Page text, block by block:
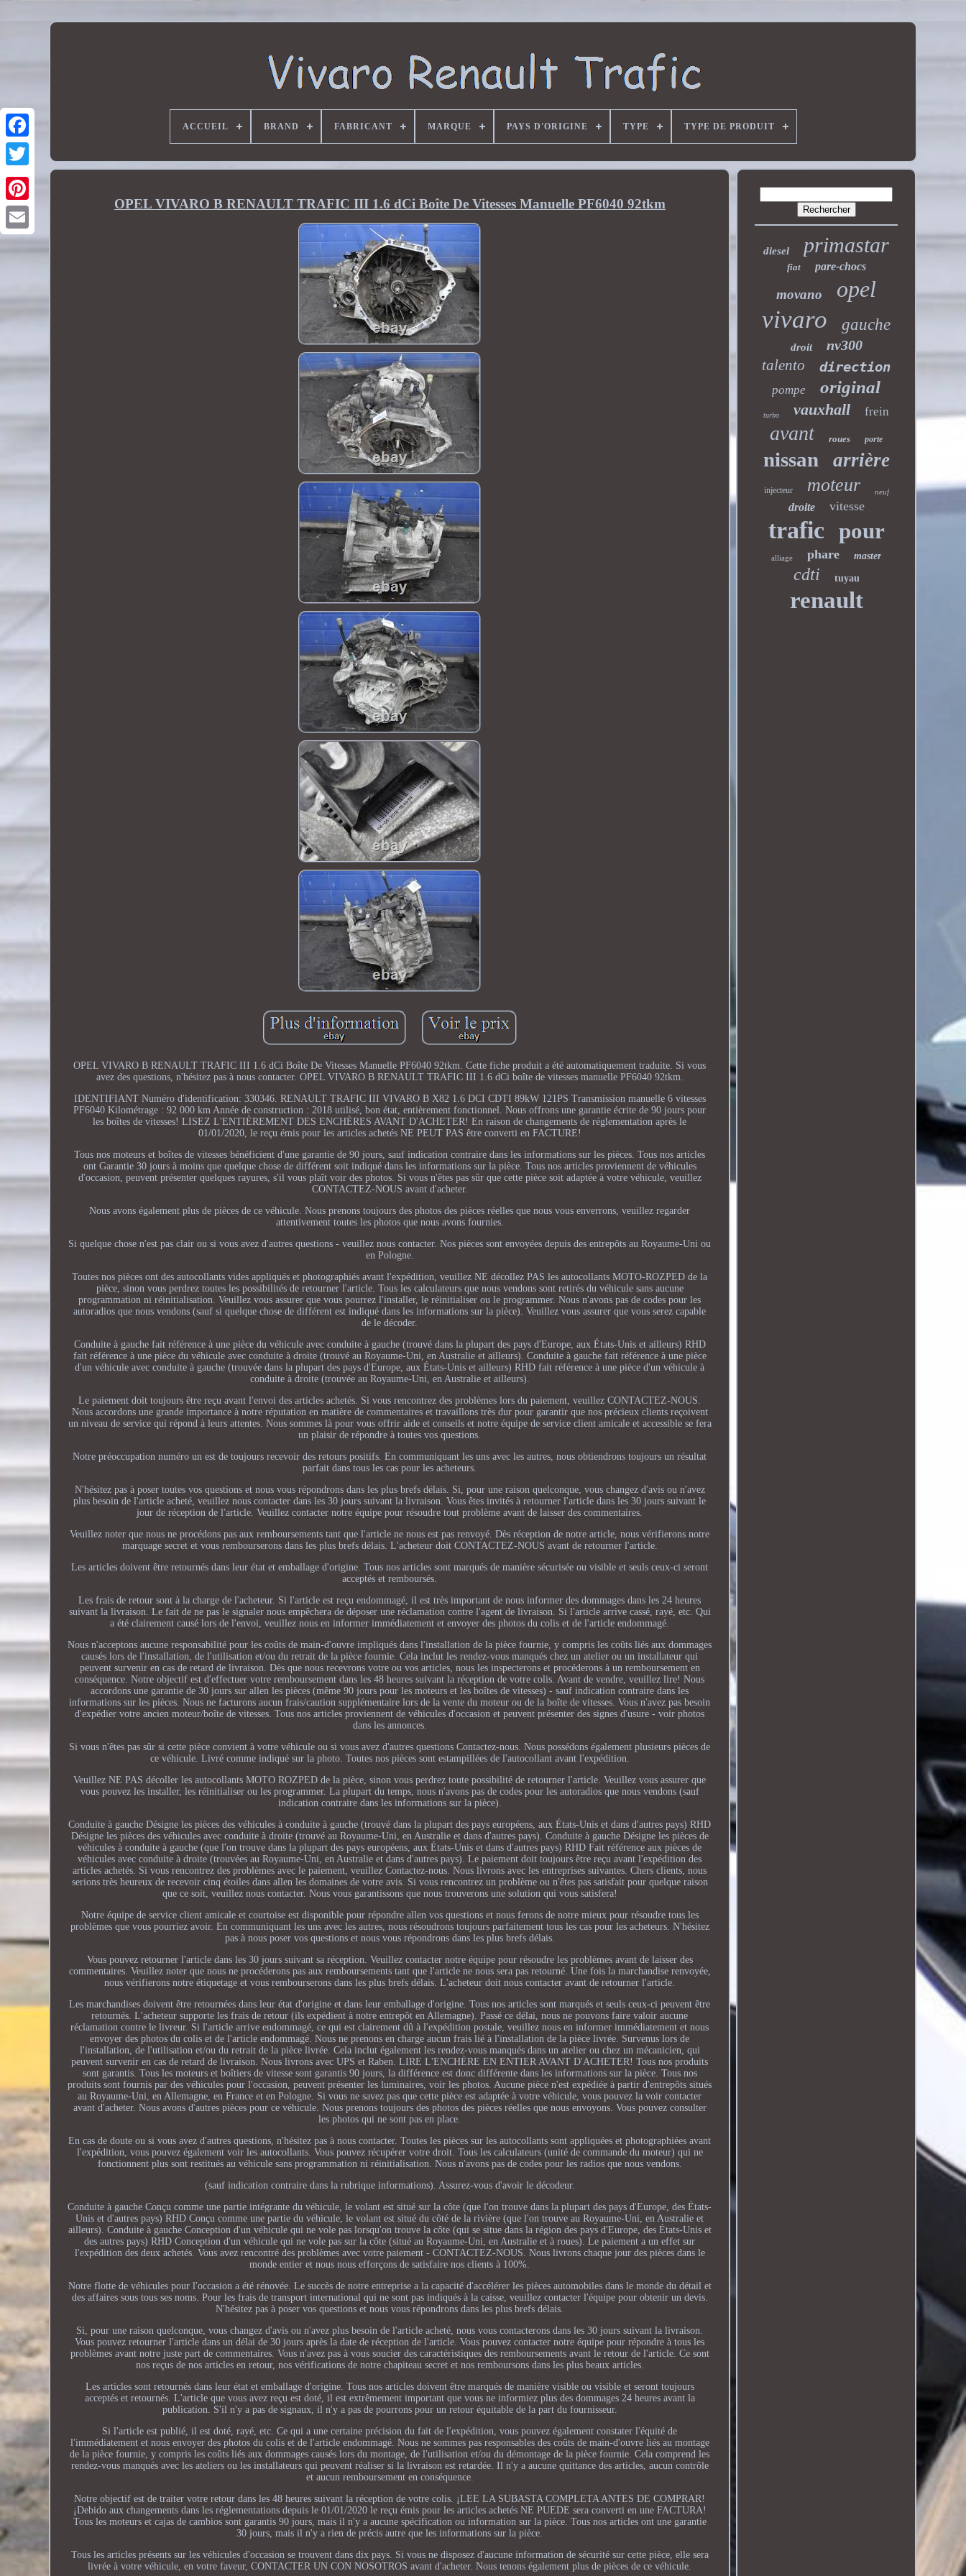
ACCUEIL BRAND FABRICANT MARQUE PAYS D'ORIGINE TYPE TYPE DE PRODUIT
OPEL VIVARO B RENAULT TRAFIC III 1.6 dCi Boîte De Vitesses Manuelle PF6040 92tkm
OPEL VIVARO B RENAULT TRAFIC III 1.6 dCi Boîte De Vitesses Manuelle PF6040 92tkm. Cette fiche produit a été automatiquement traduite. Si vous
avez des questions, n'hésitez pas à nous contacter. OPEL VIVARO B RENAULT TRAFIC III 1.6 dCi boîte de vitesses manuelle PF6040 92tkm.
IDENTIFIANT Numéro d'identification: 330346. RENAULT TRAFIC III VIVARO B X82 1.6 DCI CDTI 89kW 121PS Transmission manuelle 6 vitesses
PF6040 Kilométrage : 92 000 km Année de construction : 2018 utilisé, bon état, entièrement fonctionnel. Nous offrons une garantie écrite de 90 jours pour
les boîtes de vitesses! LISEZ L'ENTIÈREMENT DES ENCHÈRES AVANT D'ACHETER! En raison de changements de réglementation après le
01/01/2020, le reçu émis pour les articles achetés NE PEUT PAS être converti en FACTURE!
Tous nos moteurs et boîtes de vitesses bénéficient d'une garantie de 90 jours, sauf indication contraire dans les informations sur les pièces. Tous nos articles
ont Garantie 30 jours à moins que quelque chose de différent soit indiqué dans les informations sur la pièce. Tous nos articles proviennent de véhicules
d'occasion, peuvent présenter quelques rayures, s'il vous plaît voir des photos. Si vous n'êtes pas sûr que cette pièce soit adaptée à votre véhicule, veuillez
CONTACTEZ-NOUS avant d'acheter.
Nous avons également plus de pièces de ce véhicule. Nous prenons toujours des photos des pièces réelles que nous vous enverrons, veuillez regarder
attentivement toutes les photos que nous avons fournies.
Si quelque chose n'est pas clair ou si vous avez d'autres questions - veuillez nous contacter. Nos pièces sont envoyées depuis des entrepôts au Royaume-Uni ou
en Pologne.
Toutes nos pièces ont des autocollants vides appliqués et photographiés avant l'expédition, veuillez NE décollez PAS les autocollants MOTO-ROZPED de la
pièce, sinon vous perdrez toutes les possibilités de retourner l'article. Tous les calculateurs que nous vendons sont retirés du véhicule sans aucune
programmation ni réinitialisation. Veuillez vous assurer que vous pourrez l'installer, le réinitialiser ou le programmer. Nous n'avons pas de codes pour les
autoradios que nous vendons (sauf si quelque chose de différent est indiqué dans les informations sur la pièce). Veuillez vous assurer que vous serez capable
de le décoder.
Conduite à gauche fait référence à une pièce du véhicule avec conduite à gauche (trouvé dans la plupart des pays d'Europe, aux États-Unis et ailleurs) RHD
fait référence à une pièce du véhicule avec conduite à droite (trouvé au Royaume-Uni, en Australie et ailleurs). Conduite à gauche fait référence à une pièce
d'un véhicule avec conduite à gauche (trouvée dans la plupart des pays d'Europe, aux États-Unis et ailleurs) RHD fait référence à une pièce d'un véhicule à
conduite à droite (trouvée au Royaume-Uni, en Australie et ailleurs).
Le paiement doit toujours être reçu avant l'envoi des articles achetés. Si vous rencontrez des problèmes lors du paiement, veuillez CONTACTEZ-NOUS.
Nous accordons une grande importance à notre réputation en matière de commentaires et travaillons très dur pour garantir que nos précieux clients reçoivent
un niveau de service qui répond à leurs attentes. Nous sommes là pour vous offrir aide et conseils et notre équipe de service client amicale et accessible se fera
un plaisir de répondre à toutes vos questions.
Notre préoccupation numéro un est de toujours recevoir des retours positifs. En communiquant les uns avec les autres, nous obtiendrons toujours un résultat
parfait dans tous les cas pour les acheteurs.
N'hésitez pas à poser toutes vos questions et nous vous répondrons dans les plus brefs délais. Si, pour une raison quelconque, vous changez d'avis ou n'avez
plus besoin de l'article acheté, veuillez nous contacter dans les 30 jours suivant la livraison. Vous êtes invités à retourner l'article dans les 30 jours suivant le
jour de réception de l'article. Veuillez contacter notre équipe pour résoudre tout problème avant de laisser des commentaires.
Veuillez noter que nous ne procédons pas aux remboursements tant que l'article ne nous est pas renvoyé. Dès réception de notre article, nous vérifierons notre
marquage secret et vous rembourserons dans les plus brefs délais. L'acheteur doit CONTACTEZ-NOUS avant de retourner l'article.
Les articles doivent être retournés dans leur état et emballage d'origine. Tous nos articles sont marqués de manière sécurisée ou visible et seuls ceux-ci seront
acceptés et remboursés.
Les frais de retour sont à la charge de l'acheteur. Si l'article est reçu endommagé, il est très important de nous informer des dommages dans les 24 heures
suivant la livraison. Le fait de ne pas le signaler nous empêchera de déposer une réclamation contre l'agent de livraison. Si l'article arrive cassé, rayé, etc. Qui
a été clairement causé lors de l'envoi, veuillez nous en informer immédiatement et envoyer des photos du colis et de l'article endommagé.
Nous n'acceptons aucune responsabilité pour les coûts de main-d'ouvre impliqués dans l'installation de la pièce fournie, y compris les coûts liés aux dommages
causés lors de l'installation, de l'utilisation et/ou du retrait de la pièce fournie. Cela inclut les rendez-vous manqués chez un atelier ou un installateur qui
peuvent survenir en cas de retard de livraison. Dès que nous recevrons votre ou vos articles, nous les inspecterons et procéderons à un remboursement en
conséquence. Notre objectif est d'effectuer votre remboursement dans les 48 heures suivant la réception de votre colis. Avant de vendre, veuillez lire! Nous
accordons une garantie de 30 jours sur allen les pièces (même 90 jours pour les moteurs et les boîtes de vitesses) - sauf indication contraire dans les
informations sur les pièces. Nous ne facturons aucun frais/caution supplémentaire lors de la vente du moteur ou de la boîte de vitesses. Vous n'avez pas besoin
d'expédier votre ancien moteur/boîte de vitesses. Tous nos articles proviennent de véhicules d'occasion et peuvent présenter des signes d'usure - voir photos
dans les annonces.
Si vous n'êtes pas sûr si cette pièce convient à votre véhicule ou si vous avez d'autres questions Contactez-nous. Nous possédons également plusieurs pièces de
ce véhicule. Livré comme indiqué sur la photo. Toutes nos pièces sont estampillées de l'autocollant avant l'expédition.
Veuillez NE PAS décoller les autocollants MOTO ROZPED de la pièce, sinon vous perdrez toute possibilité de retourner l'article. Veuillez vous assurer que
vous pouvez les installer, les réinitialiser ou les programmer. La plupart du temps, nous n'avons pas de codes pour les autoradios que nous vendons (sauf
indication contraire dans les informations sur la pièce).
Conduite à gauche Désigne les pièces des véhicules à conduite à gauche (trouvé dans la plupart des pays européens, aux États-Unis et dans d'autres pays) RHD
Désigne les pièces des véhicules avec conduite à droite (trouvé au Royaume-Uni, en Australie et dans d'autres pays). Conduite à gauche Désigne les pièces de
véhicules à conduite à gauche (que l'on trouve dans la plupart des pays européens, aux États-Unis et dans d'autres pays) RHD Fait référence aux pièces de
véhicules avec conduite à droite (trouvées au Royaume-Uni, en Australie et dans d'autres pays). Le paiement doit toujours être reçu avant l'expédition des
articles achetés. Si vous rencontrez des problèmes avec le paiement, veuillez Contactez-nous. Nous livrons avec les entreprises suivantes. Chers clients, nous
serions très heureux de recevoir cinq étoiles dans allen les domaines de votre avis. Si vous rencontrez un problème ou n'êtes pas satisfait pour quelque raison
que ce soit, veuillez nous contacter. Nous vous garantissons que nous trouverons une solution qui vous satisfera!
Notre équipe de service client amicale et courtoise est disponible pour répondre allen vos questions et nous ferons de notre mieux pour résoudre tous les
problèmes que vous pourriez avoir. En communiquant les uns avec les autres, nous résoudrons toujours parfaitement tous les cas pour les acheteurs. N'hésitez
pas à nous poser vos questions et nous vous répondrons dans les plus brefs délais.
Vous pouvez retourner l'article dans les 30 jours suivant sa réception. Veuillez contacter notre équipe pour résoudre les problèmes avant de laisser des
commentaires. Veuillez noter que nous ne procéderons pas aux remboursements tant que l'article ne nous sera pas retourné. Une fois la marchandise renvoyée,
nous vérifierons notre étiquetage et vous rembourserons dans les plus brefs délais. L'acheteur doit nous contacter avant de retourner l'article.
Les marchandises doivent être retournées dans leur état d'origine et dans leur emballage d'origine. Tous nos articles sont marqués et seuls ceux-ci peuvent être
retournés. L'acheteur supporte les frais de retour (ils expédient à notre entrepôt en Allemagne). Passé ce délai, nous ne pouvons faire valoir aucune
réclamation contre le livreur. Si l'article arrive endommagé, ce qui est clairement dû à l'expédition postale, veuillez nous en informer immédiatement et nous
envoyer des photos du colis et de l'article endommagé. Nous ne prenons en charge aucun frais lié à l'installation de la pièce livrée. Survenus lors de
l'installation, de l'utilisation et/ou du retrait de la pièce livrée. Cela inclut également les rendez-vous manqués dans un atelier ou chez un mécanicien, qui
peuvent survenir en cas de retard de livraison. Nous livrons avec UPS et Raben. LIRE L'ENCHÈRE EN ENTIER AVANT D'ACHETER! Tous nos produits
sont garantis. Tous les moteurs et boîtiers de vitesse sont garantis 90 jours, la différence est donc différente dans les informations sur la pièce. Tous nos
produits sont fournis par des véhicules pour l'occasion, peuvent présenter les luminaires, voir les photos. Aucune pièce n'est expédiée à partir d'entrepôts situés
au Royaume-Uni, en Allemagne, en France et en Pologne. Si vous ne savez pas que cette pièce est adaptée à votre véhicule, vous pouvez la voir contacter
avant d'acheter. Nous avons d'autres pièces pour ce véhicule. Nous prenons toujours des photos des pièces réelles que nous envoyons. Vous pouvez consulter
les photos qui ne sont pas en place.
En cas de doute ou si vous avez d'autres questions, n'hésitez pas à nous contacter. Toutes les pièces sur les autocollants sont appliquées et photographiées avant
l'expédition, vous pouvez également voir les autocollants. Vous pouvez récupérer votre droit. Tous les calculateurs (unité de commande du moteur) qui ne
fonctionnent plus sont restitués au véhicule sans programmation ni réinitialisation. Nous n'avons pas de codes pour les radios que nous vendons.
(sauf indication contraire dans la rubrique informations). Assurez-vous d'avoir le décodeur.
Conduite à gauche Conçu comme une partie intégrante du véhicule, le volant est situé sur la côte (que l'on trouve dans la plupart des pays d'Europe, des États-
Unis et d'autres pays) RHD Conçu comme une partie du véhicule, le volant est situé du côté de la rivière (que l'on trouve au Royaume-Uni, en Australie et
ailleurs). Conduite à gauche Conception d'un véhicule qui ne vole pas lorsqu'on trouve la côte (qui se situe dans la région des pays d'Europe, des États-Unis et
des autres pays) RHD Conception d'un véhicule qui ne vole pas sur la côte (situé au Royaume-Uni, en Australie et à roues). Le paiement a un effet sur
l'expédition des deux achetés. Vous avez rencontré des problèmes avec votre paiement - CONTACTEZ-NOUS. Nous livrons chaque jour des pièces dans le
monde entier et nous nous efforçons de satisfaire nos clients à 100%.
Notre flotte de véhicules pour l'occasion a été rénovée. Le succès de notre entreprise a la capacité d'accélérer les pièces automobiles dans le monde du détail et
des affaires sous tous ses noms. Pour les frais de transport international qui ne sont pas indiqués à la caisse, veuillez contacter l'équipe pour obtenir un devis.
N'hésitez pas à poser vos questions et nous vous répondrons dans les plus brefs délais.
Si, pour une raison quelconque, vous changez d'avis ou n'avez plus besoin de l'article acheté, nous vous contacterons dans les 30 jours suivant la livraison.
Vous pouvez retourner l'article dans un délai de 30 jours après la date de réception de l'article. Vous pouvez contacter notre équipe pour répondre à tous les
problèmes avant notre juste part de commentaires. Vous n'avez pas à vous soucier des caractéristiques des remboursements avant le retour de l'article. Ce sont
nos reçus de nos articles en retour, nos vérifications de notre chapiteau secret et nos remboursons dans les plus beaux articles.
Les articles sont retournés dans leur état et emballage d'origine. Tous nos articles doivent être marqués de manière visible ou visible et seront toujours
acceptés et retournés. L'article que vous avez reçu est doté, il est extrêmement important que vous ne informiez plus des dommages 24 heures avant la
publication. S'il n'y a pas de signaux, il n'y a pas de pourrons pour un retour équitable de la part du fournisseur.
Si l'article est publié, il est doté, rayé, etc. Ce qui a une certaine précision du fait de l'expédition, vous pouvez également constater l'équité de
l'immédiatement et nous envoyer des photos du colis et de l'article endommagé. Nous ne sommes pas responsables des coûts de main-d'ouvre liés au montage
de la pièce fournie, y compris les coûts liés aux dommages causés lors du montage, de l'utilisation et/ou du démontage de la pièce fournie. Cela comprend les
rendez-vous manqués avec les ateliers ou les installateurs qui peuvent réaliser si la livraison est retardée. Il n'y a aucune quittance des articles, aucun contrôle
et aucun remboursement en conséquence.
Notre objectif est de traiter votre retour dans les 48 heures suivant la réception de votre colis. ¡LEE LA SUBASTA COMPLETA ANTES DE COMPRAR!
¡Debido aux changements dans les réglementations depuis le 01/01/2020 le reçu émis pour les articles achetés NE PUEDE sera converti en une FACTURA!
Tous les moteurs et cajas de cambios sont garantis 90 jours, mais il n'y a aucune spécification ou information sur la pièce. Tous nos articles ont une garantie
30 jours, mais il n'y a rien de précis autre que les informations sur la pièce.
Tous les articles présents sur les véhicules d'occasion se trouvent dans dix pays. Si vous ne disposez d'aucune information de sécurité sur cette pièce, elle sera
livrée à votre véhicule, en votre faveur, CONTACTER UN CON NOSOTROS avant d'acheter. Nous tenons également plus de pièces de ce véhicule.
diesel primastar
fiat pare-chocs
movano opel
vivaro gauche
droit nv300
talento direction
pompe original
turbo vauxhall frein
avant roues porte
nissan arrière
injecteur moteur neuf
droite vitesse
trafic pour
alliage phare master
cdti tuyau
renault